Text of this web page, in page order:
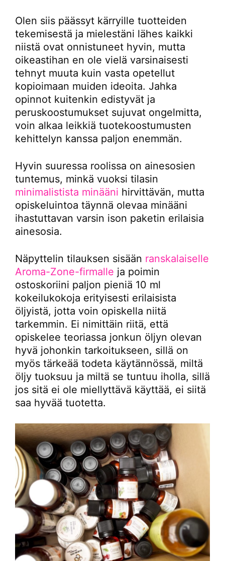
Olen siis päässyt kärryille tuotteiden
tekemisestä ja mielestäni lähes kaikki
niistä ovat onnistuneet hyvin, mutta
oikeastihan en ole vielä varsinaisesti
tehnyt muuta kuin vasta opetellut
kopioimaan muiden ideoita. Jahka
opinnot kuitenkin edistyvät ja
peruskoostumukset sujuvat ongelmitta,
voin alkaa leikkiä tuotekoostumusten
kehittelyn kanssa paljon enemmän.
Hyvin suuressa roolissa on ainesosien
tuntemus, minkä vuoksi tilasin
minimalistista minääni hirvittävän, mutta
opiskeluintoa täynnä olevaa minääni
ihastuttavan varsin ison paketin erilaisia
ainesosia.
Näpyttelin tilauksen sisään ranskalaiselle
Aroma-Zone-firmalle ja poimin
ostoskoriini paljon pieniä 10 ml
kokeilukokoja erityisesti erilaisista
öljyistä, jotta voin opiskella niitä
tarkemmin. Ei nimittäin riitä, että
opiskelee teoriassa jonkun öljyn olevan
hyvä johonkin tarkoitukseen, sillä on
myös tärkeää todeta käytännössä, miltä
öljy tuoksuu ja miltä se tuntuu iholla, sillä
jos sitä ei ole miellyttävä käyttää, ei siitä
saa hyvää tuotetta.